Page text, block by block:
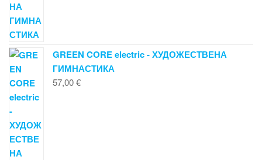
GREEN CORE electric - ХУДОЖЕСТВЕНА
ГИМНАСТИКА
57,00€